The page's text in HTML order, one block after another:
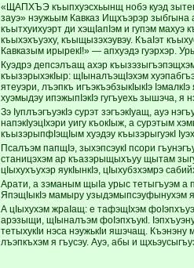
«ЩАПХЪЭ къыпхуэсхьынщ нобэ куэд
зауэ» нэужьым Кавказ Ищхъэрэр
къытхуихуэрт ди хэщIапIэм и гупэм махуэ
къыхэхъуэху, къыщызэхэувэу. КъаIэт
Кавказым ирырекI!» — апхуэдэ гуэрхэр.
Куэдрэ депсэлъащ ахэр
къызэрыхэкIыр: щIыналъэщIэхэм
ятеуэри, лъэпкъ игъэкъэбзыкIыкIэ
хуэмыдэу ипэжыпIэкIэ гугъуехь зышэча, я
Зэ IуплъэгъуэкIэ сурэт зэгъэкIуащ, ауэ
напэкIуэцIхэри уигу къокIыж, а сурэтым
къызэрыпфIэщIым хуэдэу къызэрыгуэкI
Псалъэм папщIэ, зыхэпсэукI псори
станицэхэм ар къазэрыщыхъуу щытам
цIыхухъухэр яукIынкIэ, цIыхубзхэмрэ
Арати, а зэманым щыIа урыс тетыгъуэм а
ЯпэщIыкIэ мамыру узыдэмыпсэуфынухэм я
А цIыхухэм жраIащ: е тафэщIхэм
арэзыщи, щIыналъэм фоIэпхъукI.
тетыхукIи нэса нэужькIи яшэчащ.
лъэпкъхэм я гъусэу. Ауэ, абы и